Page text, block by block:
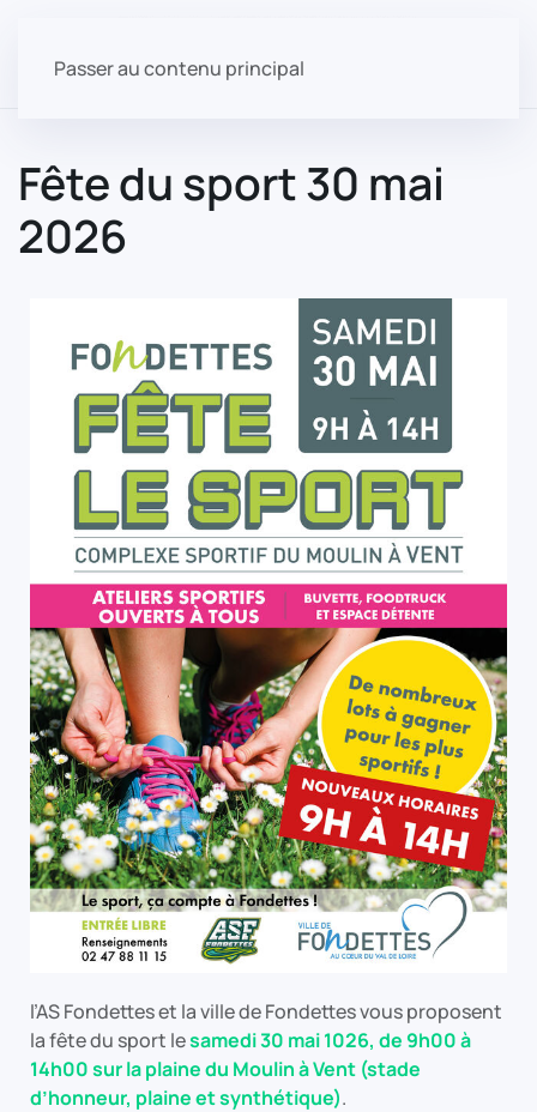
Passer au contenu principal
Fête du sport 30 mai
2026
l’AS Fondettes et la ville de Fondettes vous proposent
la fête du sport lesamedi 30 mai 1026, de 9h00 à
14h00 sur la plaine du Moulin à Vent (stade
d’honneur, plaine et synthétique).